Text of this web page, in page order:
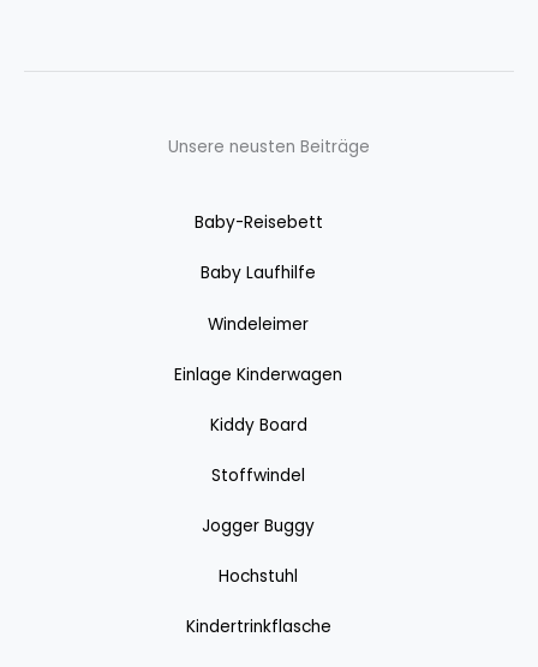
Unsere neusten Beiträge
Baby-Reisebett
Baby Laufhilfe
Windeleimer
Einlage Kinderwagen
Kiddy Board
Stoffwindel
Jogger Buggy
Hochstuhl
Kindertrinkflasche